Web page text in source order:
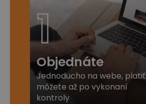
1
Objednáte
Jednoducho na webe, platiť
môžete až po vykonaní
kontroly